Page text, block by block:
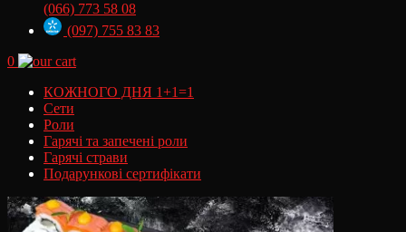
(066) 773 58 08
(097) 755 83 83
0
КОЖНОГО ДНЯ 1+1=1
Сети
Роли
Гарячі та запечені роли
Гарячі страви
Подарункові сертифікати